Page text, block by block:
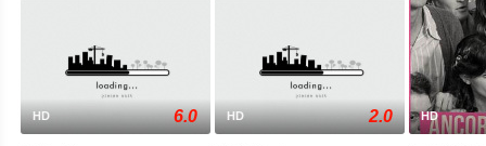
HD 6.0 HD 2.0 HD